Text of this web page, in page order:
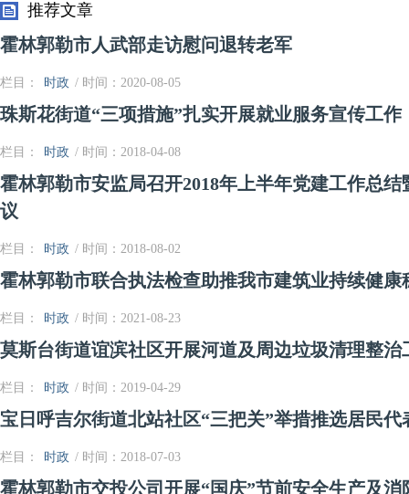
推荐文章
霍林郭勒市人武部走访慰问退转老军
栏目： 时政 / 时间：2020-08-05
珠斯花街道“三项措施”扎实开展就业服务宣传工作
栏目： 时政 / 时间：2018-04-08
霍林郭勒市安监局召开2018年上半年党建工作总
议
栏目： 时政 / 时间：2018-08-02
霍林郭勒市联合执法检查助推我市建筑业持续健康
栏目： 时政 / 时间：2021-08-23
莫斯台街道谊滨社区开展河道及周边垃圾清理整治
栏目： 时政 / 时间：2019-04-29
宝日呼吉尔街道北站社区“三把关”举措推选居民代
栏目： 时政 / 时间：2018-07-03
霍林郭勒市交投公司开展“国庆”节前安全生产及消